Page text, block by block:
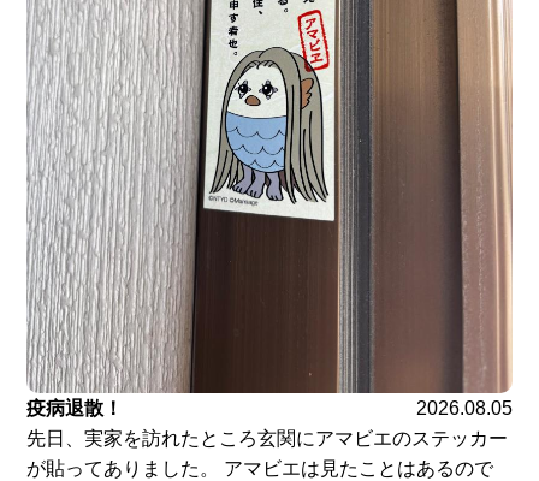
疫病退散！
2026.08.05
先日、実家を訪れたところ玄関にアマビエのステッカー
が貼ってありました。 アマビエは見たことはあるので